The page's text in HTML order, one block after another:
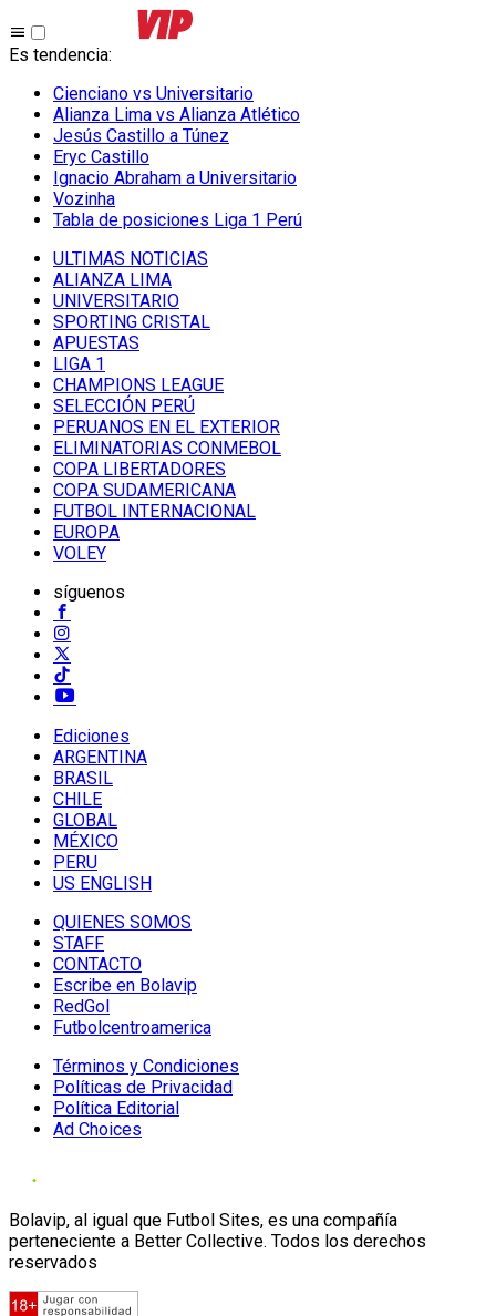
Es tendencia:
Cienciano vs Universitario
Alianza Lima vs Alianza Atlético
Jesús Castillo a Túnez
Eryc Castillo
Ignacio Abraham a Universitario
Vozinha
Tabla de posiciones Liga 1 Perú
ULTIMAS NOTICIAS
ALIANZA LIMA
UNIVERSITARIO
SPORTING CRISTAL
APUESTAS
LIGA 1
CHAMPIONS LEAGUE
SELECCIÓN PERÚ
PERUANOS EN EL EXTERIOR
ELIMINATORIAS CONMEBOL
COPA LIBERTADORES
COPA SUDAMERICANA
FUTBOL INTERNACIONAL
EUROPA
VOLEY
síguenos
Ediciones
ARGENTINA
BRASIL
CHILE
GLOBAL
MÉXICO
PERU
US ENGLISH
QUIENES SOMOS
STAFF
CONTACTO
Escribe en Bolavip
RedGol
Futbolcentroamerica
Términos y Condiciones
Políticas de Privacidad
Política Editorial
Ad Choices
Bolavip, al igual que Futbol Sites, es una compañía
perteneciente a Better Collective. Todos los derechos
reservados